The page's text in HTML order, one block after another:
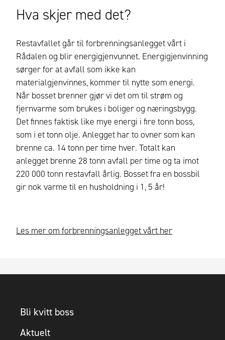
Hva skjer med det?
Restavfallet går til forbrenningsanlegget vårt i
Rådalen og blir energigjenvunnet. Energigjenvinning
sørger for at avfall som ikke kan
materialgjenvinnes, kommer til nytte som energi.
Når bosset brenner gjør vi det om til strøm og
fjernvarme som brukes i boliger og næringsbygg.
Det finnes faktisk like mye energi i fire tonn boss,
som i et tonn olje. Anlegget har to ovner som kan
brenne ca. 14 tonn per time hver. Totalt kan
anlegget brenne 28 tonn avfall per time og ta imot
220 000 tonn restavfall årlig. Bosset fra en bossbil
gir nok varme til en husholdning i 1, 5 år!
Les mer om forbrenningsanlegget vårt her
Bli kvitt boss
Aktuelt